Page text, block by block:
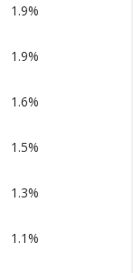
1.9%
1.9%
1.6%
1.5%
1.3%
1.1%